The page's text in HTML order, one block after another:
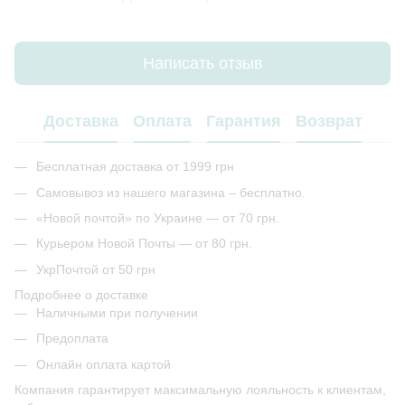
Написать отзыв
Доставка Оплата Гарантия Возврат
Бесплатная доставка от 1999 грн
Самовывоз из нашего магазина – бесплатно.
«Новой почтой» по Украине — от 70 грн.
Курьером Новой Почты — от 80 грн.
УкрПочтой от 50 грн
Подробнее о доставке
Наличными при получении
Предоплата
Онлайн оплата картой
Компания гарантирует максимальную лояльность к клиентам,